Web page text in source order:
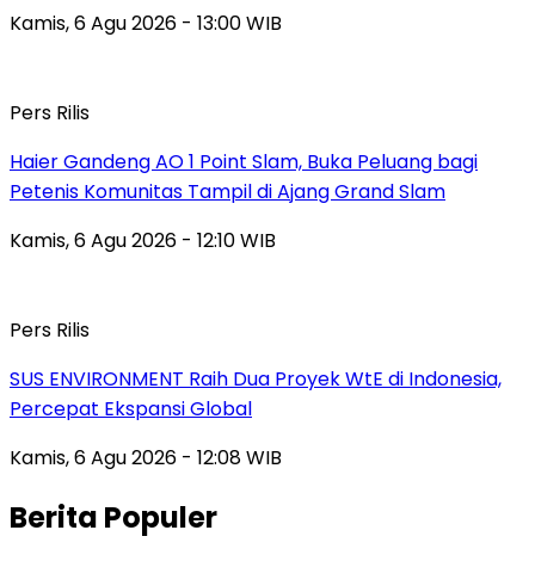
Kamis, 6 Agu 2026 - 13:00 WIB
Pers Rilis
Haier Gandeng AO 1 Point Slam, Buka Peluang bagi
Petenis Komunitas Tampil di Ajang Grand Slam
Kamis, 6 Agu 2026 - 12:10 WIB
Pers Rilis
SUS ENVIRONMENT Raih Dua Proyek WtE di Indonesia,
Percepat Ekspansi Global
Kamis, 6 Agu 2026 - 12:08 WIB
Berita Populer